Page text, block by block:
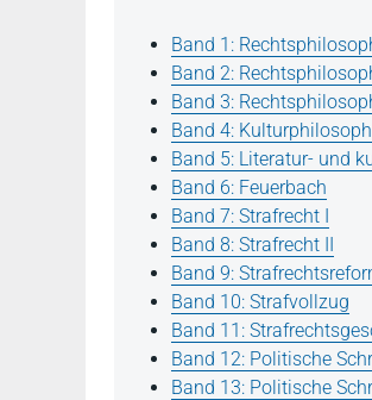
Band 1:
Band 2:
Band 3:
Band 4:
Band 5: Literatur- und
Band 6: Feuerbach
Band 7: Strafrecht I
Band 8: Strafrecht II
Band 9:
Band 10: Strafvollzug
Band 11:
Band 12: Politische
Band 13: Politische